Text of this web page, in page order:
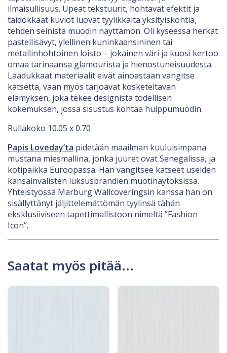
ilmaisullisuus. Upeat tekstuurit, hohtavat efektit ja
taidokkaat kuviot luovat tyylikkäitä yksityiskohtia,
tehden seinistä muodin näyttämön. Oli kyseessä herkät
pastellisävyt, ylellinen kuninkaansininen tai
metallinhohtoinen loisto – jokainen väri ja kuosi kertoo
omaa tarinaansa glamourista ja hienostuneisuudesta.
Laadukkaat materiaalit eivät ainoastaan vangitse
katsetta, vaan myös tarjoavat kosketeltavan
elämyksen, joka tekee designista todellisen
kokemuksen, jossa sisustus kohtaa huippumuodin.
Rullakoko 10.05 x 0.70
Papis Loveday’ta pidetään maailman kuuluisimpana
mustana miesmallina, jonka juuret ovat Senegalissa, ja
kotipaikka Euroopassa. Hän vangitsee katseet useiden
kansainvälisten luksusbrändien muotinäytöksissä.
Yhteistyössä Marburg Wallcoveringsin kanssa hän on
sisällyttänyt jäljittelemättömän tyylinsä tähän
eksklusiiviseen tapettimallistoon nimeltä ”Fashion
Icon”.
Saatat myös pitää...